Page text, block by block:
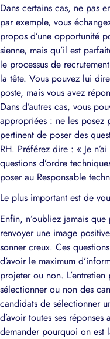
Dans certains cas, ne pas
par exemple, vous
propos d’une opportunité
sienne, mais qu’il est
le processus de
la tête. Vous pouvez lui
poste, mais vous avez
Dans d’autres cas, vous
appropriées : ne les posez
pertinent de poser des
RH. Préférez dire : « Je
questions d’ordre
poser au Responsable
Le plus important est de
Enfin, n’oubliez jamais
renvoyer une image
sonner creux. Ces
d’avoir le maximum
projeter ou non.
sélectionner ou non des
candidats de sélectionner
d’avoir toutes ses
demander pourquoi on